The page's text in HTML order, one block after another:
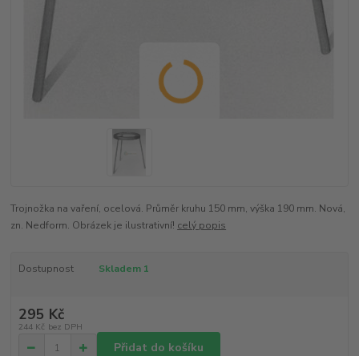
Trojnožka na vaření, ocelová. Průměr kruhu 150 mm, výška 190 mm. Nová,
zn. Nedform. Obrázek je ilustrativní! celý popis
Dostupnost Skladem 1
295 Kč
244 Kč bez DPH
Přidat do košíku